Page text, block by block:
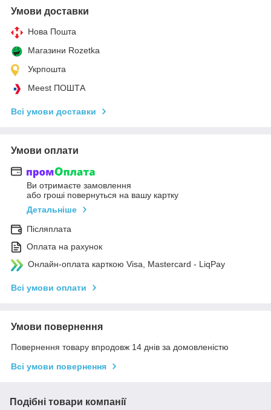
Умови доставки
Нова Пошта
Магазини Rozetka
Укрпошта
Meest ПОШТА
Всі умови доставки
Умови оплати
Ви отримаєте замовлення
або гроші повернуться на вашу картку
Детальніше
Післяплата
Оплата на рахунок
Онлайн-оплата карткою Visa, Mastercard - LiqPay
Всі умови оплати
Умови повернення
Повернення товару впродовж 14 днів за домовленістю
Всі умови повернення
Подібні товари компанії